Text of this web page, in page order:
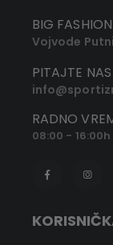
BIG
Vojvode
PITAJTE
RADNO
08:00 -